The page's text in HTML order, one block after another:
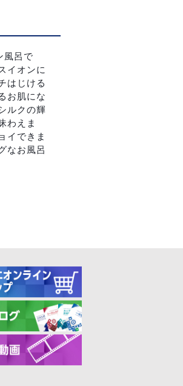
風呂で
イオンに
はじける
お肌にな
ルクの輝
わえま
イできま
なお風呂